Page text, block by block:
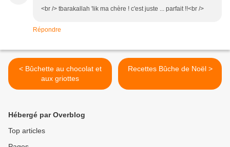
<br /> tbarakallah 'lik ma chère ! c'est juste ... parfait !!<br />
Répondre
< Bûchette au chocolat et
aux griottes
Recettes Bûche de Noël >
Hébergé par Overblog
Top articles